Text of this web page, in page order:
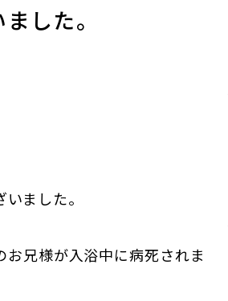
した。
ました。
兄様が入浴中に病死されま